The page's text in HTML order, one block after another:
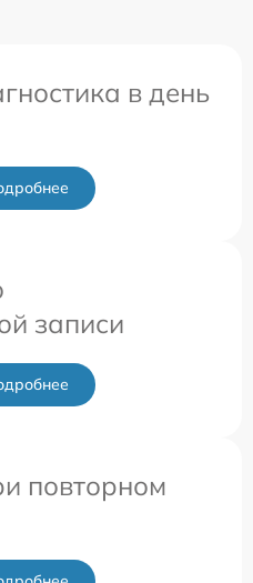
в день
записи
повторном